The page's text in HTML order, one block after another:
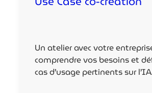
Un atelier avec votre
comprendre vos besoins et
cas d’usage pertinents sur